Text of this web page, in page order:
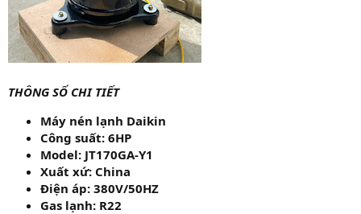
THÔNG SỐ CHI TIẾT
Máy nén lạnh Daikin
Công suất: 6HP
Model: JT170GA-Y1
Xuất xứ: China
Điện áp: 380V/50HZ
Gas lạnh: R22